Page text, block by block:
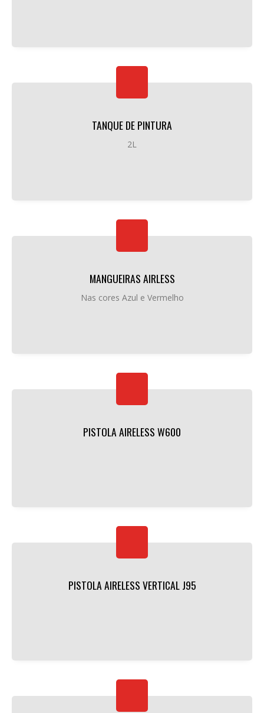
TANQUE DE PINTURA
2L
MANGUEIRAS AIRLESS
Nas cores Azul e Vermelho
PISTOLA AIRELESS W600
PISTOLA AIRELESS VERTICAL J95